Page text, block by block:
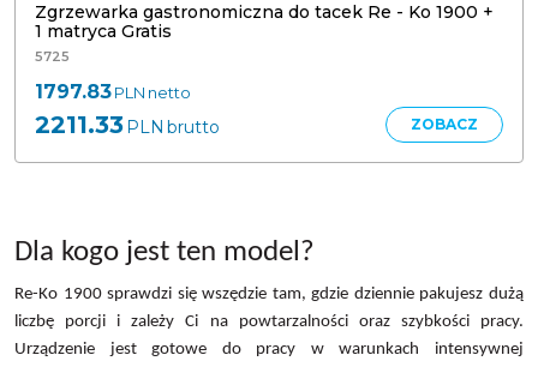
Zgrzewarka gastronomiczna do tacek Re - Ko 1900 +
1 matryca Gratis
5725
1797.83PLN netto
2211.33PLN brutto ZOBACZ
Dla kogo jest ten model?
Re-Ko 1900 sprawdzi się wszędzie tam, gdzie dziennie pakujesz dużą
liczbę porcji i zależy Ci na powtarzalności oraz szybkości pracy.
Urządzenie jest gotowe do pracy w warunkach intensywnej